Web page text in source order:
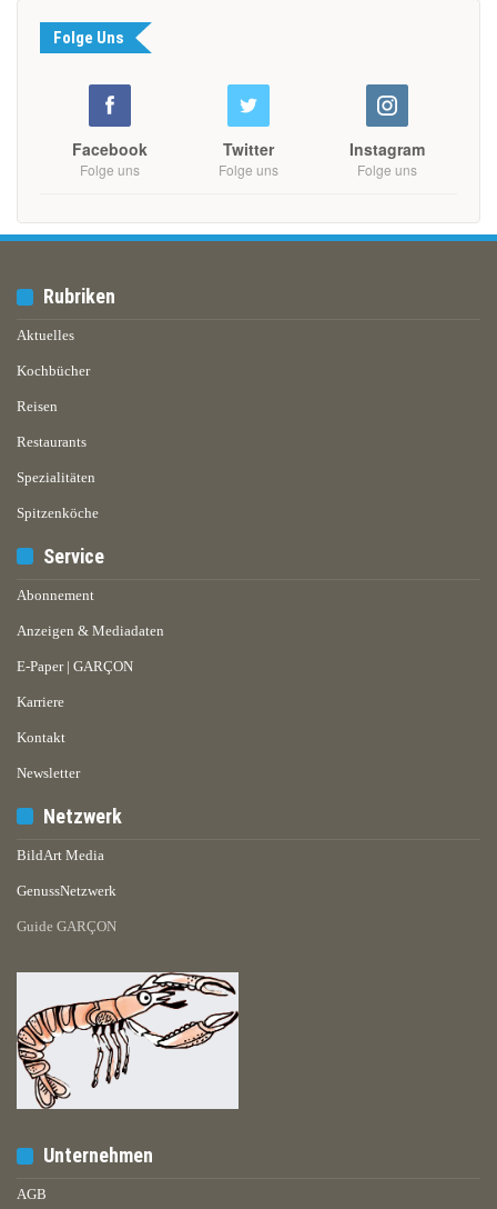
Folge Uns
Facebook
Folge uns
Twitter
Folge uns
Instagram
Folge uns
Rubriken
Aktuelles
Kochbücher
Reisen
Restaurants
Spezialitäten
Spitzenköche
Service
Abonnement
Anzeigen & Mediadaten
E-Paper | GARÇON
Karriere
Kontakt
Newsletter
Netzwerk
BildArt Media
GenussNetzwerk
Guide GARÇON
Unternehmen
AGB